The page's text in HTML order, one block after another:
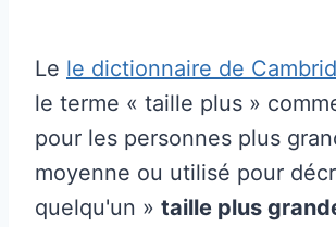
Le le dictionnaire de
le terme « taille plus »
pour les personnes plus
moyenne ou utilisé pour
quelqu'un » taille plus